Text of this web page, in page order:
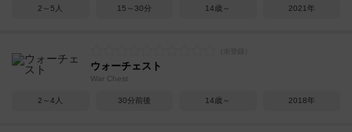
2～5人 15～30分 14歳～ 2021年
ウォーチェスト
War Chest
2～4人 30分前後 14歳～ 2018年